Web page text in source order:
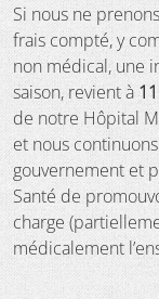
Si nous ne
frais compté, y
non médical, une
saison, revient à
de notre Hôpital
et nous
gouvernement et
Santé de
charge
médicalement